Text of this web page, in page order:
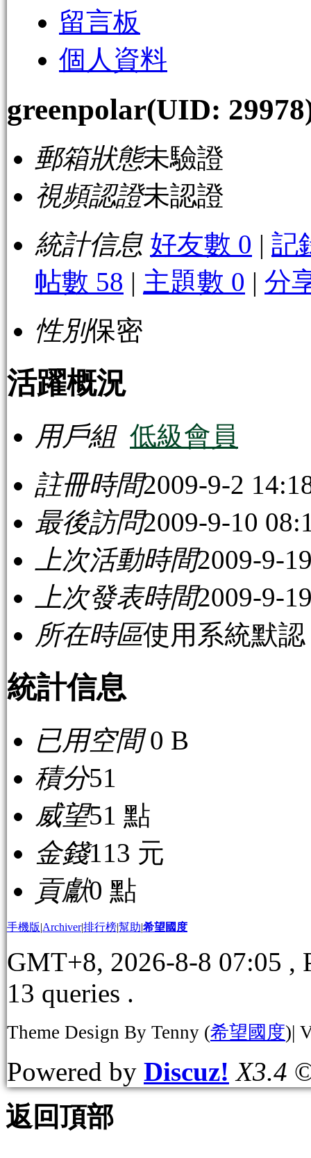
留言板
個人資料
greenpolar(UID:
郵箱狀態未驗證
視頻認證未認證
統計信息 好友數 0 | 記
帖數 58 | 主題數 0 | 分
性別保密
活躍概況
用戶組 低級會員
註冊時間2009-9-2
最後訪問2009-9-10
上次活動時間2009-9-
上次發表時間2009-9-
所在時區使用系統默認
統計信息
已用空間0 B
積分51
威望51 點
金錢113 元
貢獻0 點
手機版|Archiver|排行榜|幫助|希望國度
GMT+8, 2026-8-8 07:05 ,
13 queries .
Theme Design By Tenny (希望國度)|
Powered by Discuz! X3.4
返回頂部